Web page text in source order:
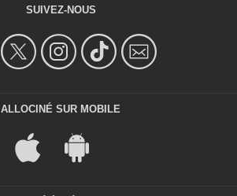
SUIVEZ-NOUS
ALLOCINÉ SUR MOBILE